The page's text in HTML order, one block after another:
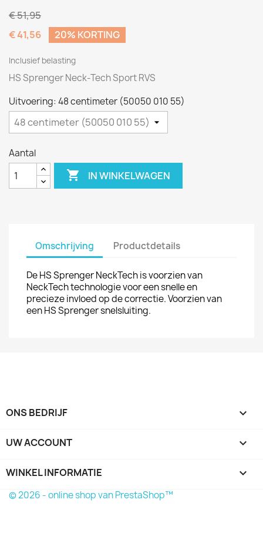
€ 51,95
€ 41,56
20% KORTING
Inclusief belasting
HS Sprenger Neck-Tech Sport RVS
Uitvoering: 48 centimeter (50050 010 55)
Aantal
 IN WINKELWAGEN
Omschrijving Productdetails
De HS Sprenger NeckTech is voorzien van
NeckTech technologie voor een snelle en
precieze invloed op de correctie. Voorzien van
een HS Sprenger snelsluiting.
ONS BEDRIJF 
UW ACCOUNT 
WINKEL INFORMATIE keyboard_arrow_down
© 2026 - online shop van PrestaShop™